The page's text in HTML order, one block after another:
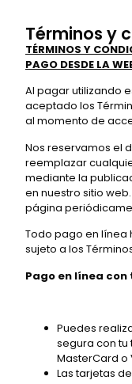
Términos y
TÉRMINOS Y
PAGO DESDE LA
Al pagar utilizando
aceptado los
al momento de
Nos reservamos el
reemplazar
mediante la
en nuestro sitio
página
Todo pago en línea
sujeto a los
Pago en línea
Puedes
segura con
MasterCard o
Las tarjetas